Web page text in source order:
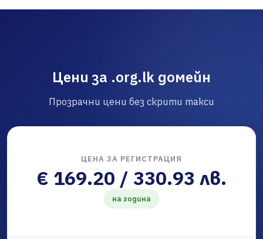
Цени за .org.lk домейн
Прозрачни цени без скрити такси
ЦЕНА ЗА РЕГИСТРАЦИЯ
€ 169.20 / 330.93 лв.
на година